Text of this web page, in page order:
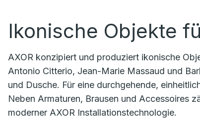
Ikonische Objekte
AXOR konzipiert und produziert ikonische
Antonio Citterio, Jean-Marie Massaud und
und Dusche. Für eine durchgehende,
Neben Armaturen, Brausen und Accessoires
moderner AXOR Installationstechnologie.